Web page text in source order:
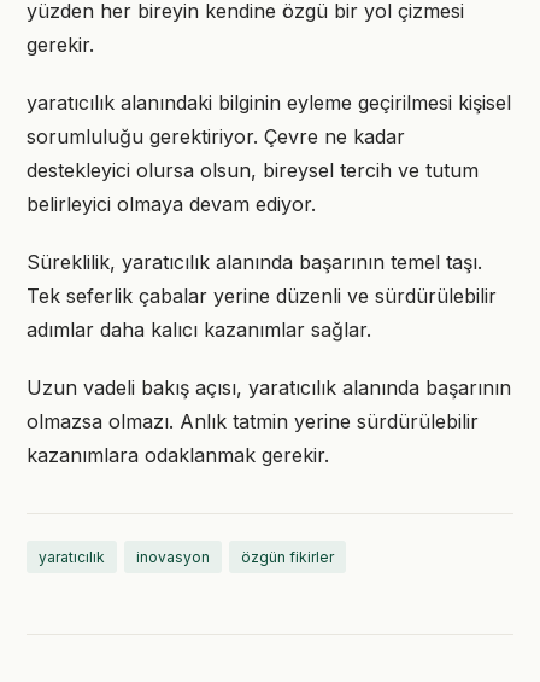
yüzden her bireyin kendine özgü bir yol çizmesi
gerekir.
yaratıcılık alanındaki bilginin eyleme geçirilmesi kişisel
sorumluluğu gerektiriyor. Çevre ne kadar
destekleyici olursa olsun, bireysel tercih ve tutum
belirleyici olmaya devam ediyor.
Süreklilik, yaratıcılık alanında başarının temel taşı.
Tek seferlik çabalar yerine düzenli ve sürdürülebilir
adımlar daha kalıcı kazanımlar sağlar.
Uzun vadeli bakış açısı, yaratıcılık alanında başarının
olmazsa olmazı. Anlık tatmin yerine sürdürülebilir
kazanımlara odaklanmak gerekir.
yaratıcılık inovasyon özgün fikirler